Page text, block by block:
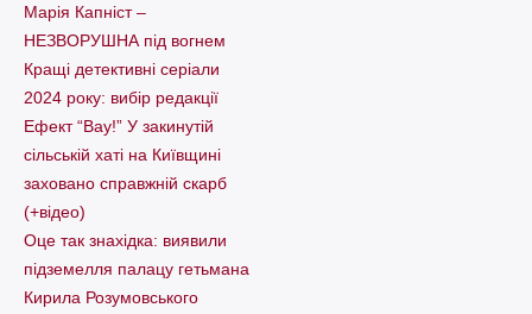
Марія Капніст –
НЕЗВОРУШНА під вогнем
Кращі детективні серіали
2024 року: вибір редакції
Ефект “Вау!” У закинутій
сільській хаті на Київщині
заховано справжній скарб
(+відео)
Оце так знахідка: виявили
підземелля палацу гетьмана
Кирила Розумовського